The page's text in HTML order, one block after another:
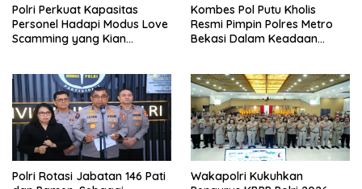
Polri Perkuat Kapasitas
Personel Hadapi Modus Love
Scamming yang Kian
Kombes Pol Putu Kholis
Resmi Pimpin Polres Metro
Bekasi Dalam Keadaan
Polri Rotasi Jabatan 146 Pati
Wakapolri Kukuhkan